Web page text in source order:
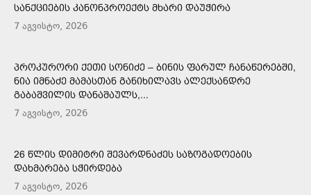
ᲡᲐᲜᲥᲪᲘᲔᲑᲘᲡ ᲙᲐᲜᲝᲜᲞᲠᲝᲔᲥᲢᲡ ᲛᲮᲐᲠᲘ ᲓᲐᲣᲭᲘᲠᲐ
7 აგვისტო, 2026
ᲞᲠᲝᲙᲣᲠᲝᲠᲘ ᲥᲔᲗᲘ ᲡᲝᲜᲘᲫᲔ – ᲑᲘᲜᲘᲡ ᲤᲐᲠᲣᲚ ᲩᲐᲜᲐᲬᲔᲠᲔᲑᲨᲘ,
ᲜᲘᲐ ᲘᲛᲜᲐᲫᲔ ᲛᲐᲛᲐᲡᲗᲐᲜ ᲒᲐᲜᲘᲮᲘᲚᲐᲕᲡ ᲐᲚᲔᲥᲡᲐᲜᲓᲠᲔ
ᲒᲐᲑᲐᲨᲕᲘᲚᲘᲡ ᲓᲐᲜᲐᲨᲐᲣᲚᲡ,...
7 აგვისტო, 2026
26 ᲬᲚᲘᲡ ᲓᲘᲛᲘᲢᲠᲘ ᲨᲔᲕᲐᲠᲓᲜᲐᲫᲔᲡ ᲡᲐᲖᲝᲒᲐᲓᲝᲔᲑᲘᲡ
ᲓᲐᲮᲛᲐᲠᲔᲑᲐ ᲡᲭᲘᲠᲓᲔᲑᲐ
7 აგვისტო, 2026